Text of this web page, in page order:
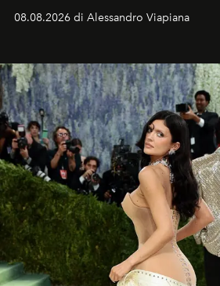
Craig, però, regna ancora il più
08.08.2026 di Alessandro Viapiana